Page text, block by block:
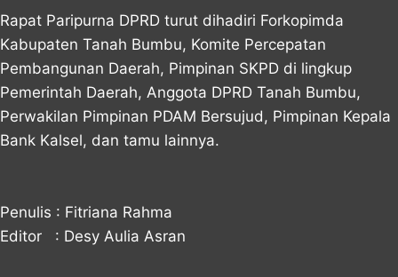
Rapat Paripurna DPRD turut dihadiri Forkopimda
Kabupaten Tanah Bumbu, Komite Percepatan
Pembangunan Daerah, Pimpinan SKPD di lingkup
Pemerintah Daerah, Anggota DPRD Tanah Bumbu,
Perwakilan Pimpinan PDAM Bersujud, Pimpinan Kepala
Bank Kalsel, dan tamu lainnya.
Penulis : Fitriana Rahma
Editor : Desy Aulia Asran